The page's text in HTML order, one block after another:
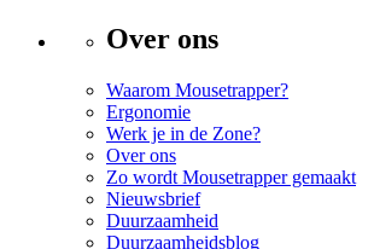
Over ons
Waarom Mousetrapper?
Ergonomie
Werk je in de Zone?
Over ons
Zo wordt Mousetrapper gemaakt
Nieuwsbrief
Duurzaamheid
Duurzaamheidsblog